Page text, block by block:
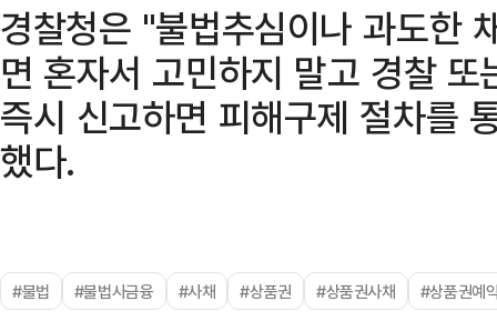
경찰청은 "불법추심이나 과도한
면 혼자서 고민하지 말고 경찰
즉시 신고하면 피해구제 절차를
했다.
#불법 #불법사금융 #사채 #상품권 #상품권사채 #상품권예